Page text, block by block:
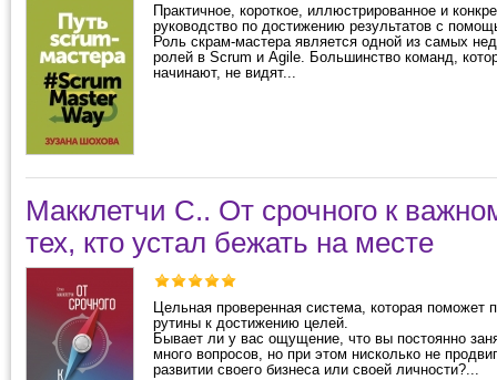
Практичное, короткое, иллюстрированное и
руководство по достижению результатов с
Роль скрам-мастера является одной из самых
ролей в Scrum и Agile. Большинство команд,
начинают, не видят...
Макклетчи С.. От срочного к
тех, кто устал бежать на месте
Цельная проверенная система, которая поможет
рутины к достижению целей.
Бывает ли у вас ощущение, что вы постоянно
много вопросов, но при этом нисколько не
развитии своего бизнеса или своей личности?...